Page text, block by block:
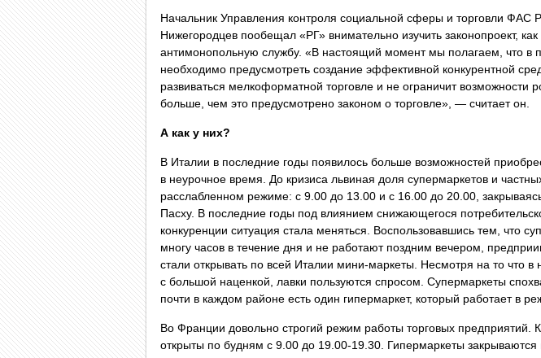
Начальник Управления контроля социальной сферы и торговли ФАС
Нижегородцев пообещал «РГ» внимательно изучить законопроект, как
антимонопольную службу. «В настоящий момент мы полагаем, что в
необходимо предусмотреть создание эффективной конкурентной
развиваться мелкоформатной торговле и не ограничит возможности
больше, чем это предусмотрено законом о торговле», — считает он.
А как у них?
В Италии в последние годы появилось больше возможностей
в неурочное время. До кризиса львиная доля супермаркетов и
расслабленном режиме: с 9.00 до 13.00 и с 16.00 до 20.00,
Пасху. В последние годы под влиянием снижающегося
конкуренции ситуация стала меняться. Воспользовавшись тем, что
многу часов в течение дня и не работают поздним вечером,
стали открывать по всей Италии мини-маркеты. Несмотря на то что в
с большой наценкой, лавки пользуются спросом. Супермаркеты
почти в каждом районе есть один гипермаркет, который работает в
Во Франции довольно строгий режим работы торговых предприятий.
открыты по будням с 9.00 до 19.00-19.30. Гипермаркеты